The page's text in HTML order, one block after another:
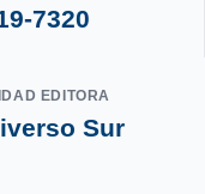
7320
EDITORA
Sur